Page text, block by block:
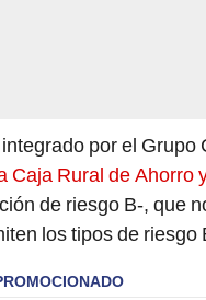
por el
Caja Rural de Ahorro
de riesgo B-, que
los tipos de riesgo